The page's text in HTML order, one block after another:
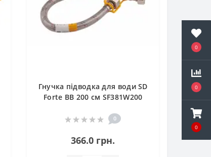
0
0
0
Гнучка підводка для води SD
Forte ВВ 200 см SF381W200
0
366.0 грн.